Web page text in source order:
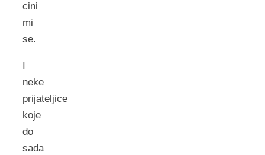
cini
mi
se.
I
neke
prijateljice
koje
do
sada